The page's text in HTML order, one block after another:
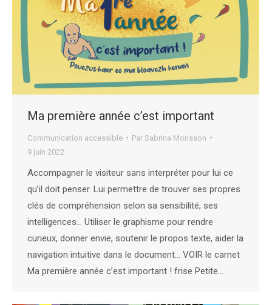
Ma première année c’est important
Communication accessible Par Sabrina Morisson
9 juin 2022
Accompagner le visiteur sans interpréter pour lui ce
qu’il doit penser. Lui permettre de trouver ses propres
clés de compréhension selon sa sensibilité, ses
intelligences… Utiliser le graphisme pour rendre
curieux, donner envie, soutenir le propos texte, aider la
navigation intuitive dans le document… VOIR le carnet
Ma première année c’est important ! frise Petite…